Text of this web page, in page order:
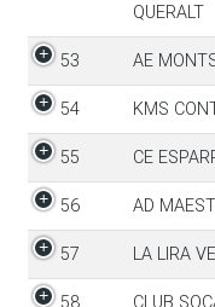
QUERALT
53 AE
54 KMS
55 CE
56 AD
57 LA LIRA
58 CLUB